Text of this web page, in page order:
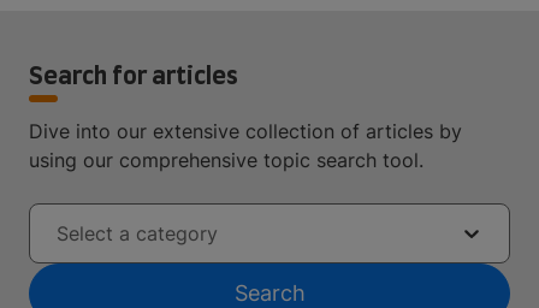
Search for articles
Dive into our extensive collection of articles by
using our comprehensive topic search tool.
Select a category
Search